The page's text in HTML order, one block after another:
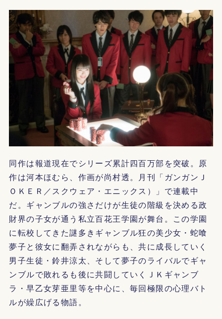
同作は報道現在でシリーズ累計四百万部を突破。原
作は河本ほむら、作画が尚村透。月刊「ガンガンＪ
ＯＫＥＲ／スクウェア・エニックス）」で連載中
だ。ギャンブルの強さだけが生徒の階級を決める政
財界の子女が通う私立百花王学園が舞台。この学園
に転校してきた謎多きギャンブル狂の美少女・蛇喰
夢子と彼女に翻弄されながらも、共に成長していく
男子生徒・鈴井涼太、そして夢子のライバルでギャ
ンブルで敗れるも後に共闘していくＪＫギャンブ
ラ・早乙女芽亜里等を中心に、毎回極限の心理バト
ルが繰広げる物語。